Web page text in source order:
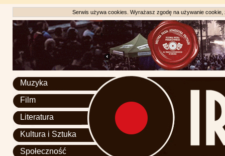
Serwis używa cookies. Wyrażasz zgodę na używanie
Muzyka
Film
Literatura
Kultura i Sztuka
Społeczność